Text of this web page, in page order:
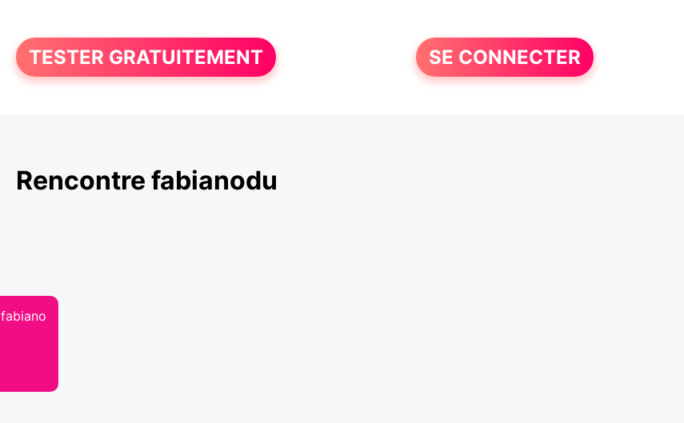
TESTER GRATUITEMENT SE CONNECTER
Rencontre fabianodu
fabiano